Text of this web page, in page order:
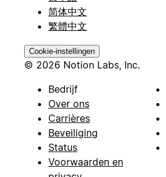
简体中文
繁體中文
Cookie-instellingen
© 2026 Notion Labs, Inc.
Bedrijf
Over ons
Carrières
Beveiliging
Status
Voorwaarden en